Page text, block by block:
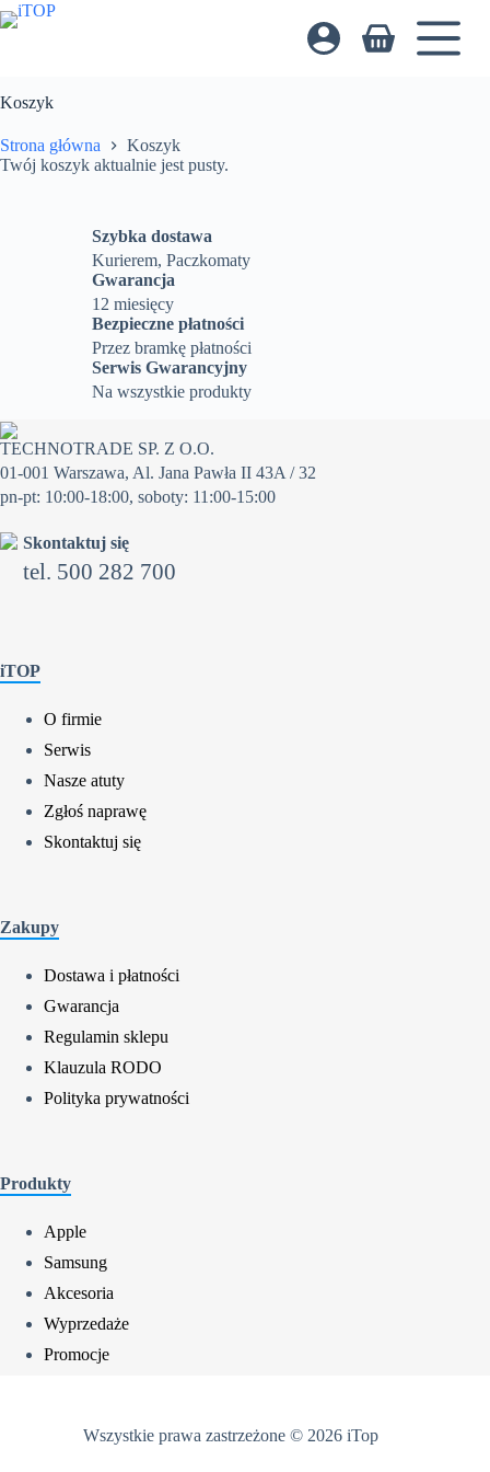
Przejdź
do
Koszyk
Koszyk
Strona główna
Koszyk
Twój koszyk aktualnie jest pusty.
Szybka dostawa
Kurierem, Paczkomaty
Gwarancja
12 miesięcy
Bezpieczne płatności
Przez bramkę płatności
Serwis Gwarancyjny
Na wszystkie produkty
TECHNOTRADE SP. Z O.O.
01-001 Warszawa, Al. Jana Pawła II 43A / 32
pn-pt: 10:00-18:00, soboty: 11:00-15:00
Skontaktuj się
tel. 500 282 700
iTOP
O firmie
Serwis
Nasze atuty
Zgłoś naprawę
Skontaktuj się
Zakupy
Dostawa i płatności
Gwarancja
Regulamin sklepu
Klauzula RODO
Polityka prywatności
Produkty
Apple
Samsung
Akcesoria
Wyprzedaże
Promocje
Wszystkie prawa zastrzeżone © 2026 iTop